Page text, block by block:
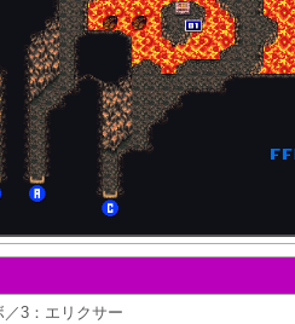
3：エリクサー